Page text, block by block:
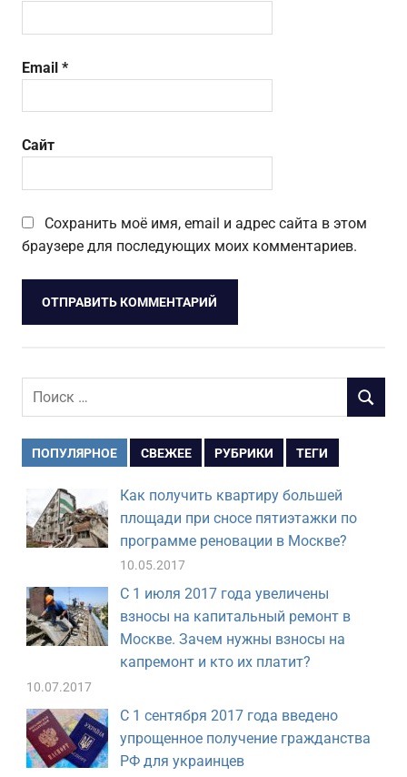
Email *
Сайт
Сохранить моё имя, email и адрес сайта в этом
браузере для последующих моих комментариев.
Поиск
ПОИСК
ПОПУЛЯРНОЕ СВЕЖЕЕ РУБРИКИ ТЕГИ
Как получить квартиру большей
площади при сносе пятиэтажки по
программе реновации в Москве?
10.05.2017
С 1 июля 2017 года увеличены
взносы на капитальный ремонт в
Москве. Зачем нужны взносы на
капремонт и кто их платит?
10.07.2017
С 1 сентября 2017 года введено
упрощенное получение гражданства
РФ для украинцев